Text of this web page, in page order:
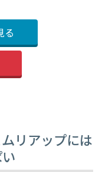
る
リアップには